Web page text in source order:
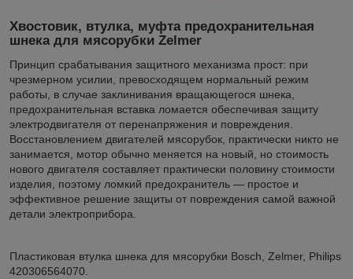
Хвостовик, втулка, муфта предохранительная
шнека для мясорубки Zelmer
Принцип срабатывания защитного механизма прост: при
чрезмерном усилии, превосходящем нормальный режим
работы, в случае заклинивания вращающегося шнека,
предохранительная вставка ломается обеспечивая защиту
электродвигателя от перенапряжения и повреждения.
Восстановлением двигателей мясорубок, практически никто не
занимается, мотор обычно меняется на новый, но стоимость
нового двигателя составляет практически половину стоимости
изделия, поэтому ломкий предохранитель ― простое и
эффективное решение защиты от повреждения самой важной
детали электроприбора.
Пластиковая втулка шнека для мясорубки Bosch, Zelmer, Philips
420306564070.